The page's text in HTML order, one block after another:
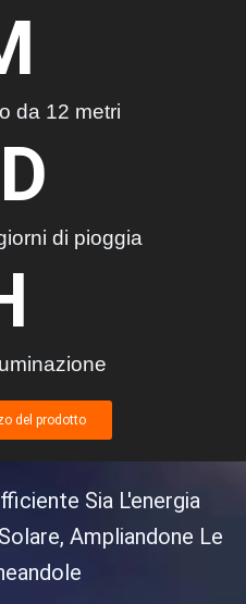
da 12 metri
di pioggia
D
del prodotto
Sia L'energia
Ampliandone Le